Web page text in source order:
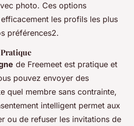
photo. Ces options
les profils les plus
préférences2.
de Freemeet est pratique et
pouvez envoyer des
quel membre sans contrainte,
intelligent permet aux
ou de refuser les invitations de